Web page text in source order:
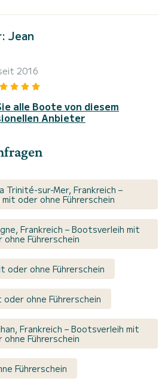
Jean
2016
alle Boote von diesem
Anbieter
Trinité-sur-Mer, Frankreich –
oder ohne Führerschein
Frankreich – Bootsverleih mit
ohne Führerschein
oder ohne Führerschein
ohne Führerschein
Frankreich – Bootsverleih mit
ohne Führerschein
Führerschein